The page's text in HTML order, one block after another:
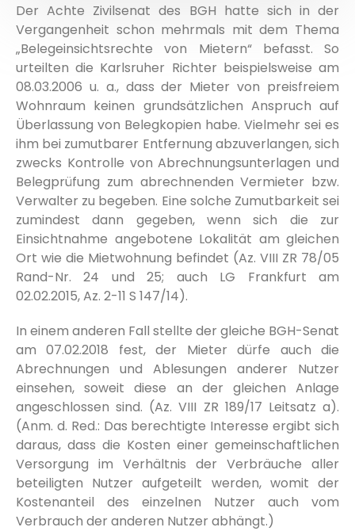
Der Achte Zivilsenat des BGH hatte sich in der
Vergangenheit schon mehrmals mit dem Thema
„Belegeinsichtsrechte von Mietern“ befasst. So
urteilten die Karlsruher Richter beispielsweise am
08.03.2006 u. a., dass der Mieter von preisfreiem
Wohnraum keinen grundsätzlichen Anspruch auf
Überlassung von Belegkopien habe. Vielmehr sei es
ihm bei zumutbarer Entfernung abzuverlangen, sich
zwecks Kontrolle von Abrechnungsunterlagen und
Belegprüfung zum abrechnenden Vermieter bzw.
Verwalter zu begeben. Eine solche Zumutbarkeit sei
zumindest dann gegeben, wenn sich die zur
Einsichtnahme angebotene Lokalität am gleichen
Ort wie die Mietwohnung befindet (Az. VIII ZR 78/05
Rand-Nr. 24 und 25; auch LG Frankfurt am
02.02.2015, Az. 2-11 S 147/14).
In einem anderen Fall stellte der gleiche BGH-Senat
am 07.02.2018 fest, der Mieter dürfe auch die
Abrechnungen und Ablesungen anderer Nutzer
einsehen, soweit diese an der gleichen Anlage
angeschlossen sind. (Az. VIII ZR 189/17 Leitsatz a).
(Anm. d. Red.: Das berechtigte Interesse ergibt sich
daraus, dass die Kosten einer gemeinschaftlichen
Versorgung im Verhältnis der Verbräuche aller
beteiligten Nutzer aufgeteilt werden, womit der
Kostenanteil des einzelnen Nutzer auch vom
Verbrauch der anderen Nutzer abhängt.)